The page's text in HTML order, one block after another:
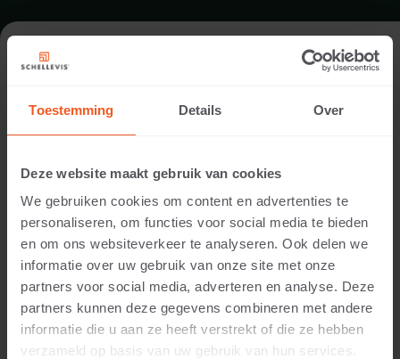
Toestemming Details Over
Deze website maakt gebruik van cookies
We gebruiken cookies om content en advertenties te
personaliseren, om functies voor social media te bieden
en om ons websiteverkeer te analyseren. Ook delen we
informatie over uw gebruik van onze site met onze
partners voor social media, adverteren en analyse. Deze
partners kunnen deze gegevens combineren met andere
informatie die u aan ze heeft verstrekt of die ze hebben
verzameld op basis van uw gebruik van hun services.
ASSORTIMENT GRASBETONPLATEN
12 CM DIKTE